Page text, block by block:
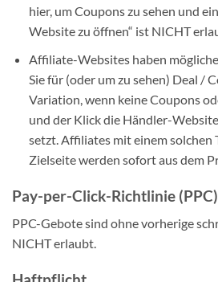
hier, um Coupons zu sehen und
Website zu öffnen“ ist NICHT
Affiliate-Websites haben
Sie für (oder um zu sehen) Deal /
Variation, wenn keine Coupons
und der Klick die Händler-
setzt. Affiliates mit einem solchen
Zielseite werden sofort aus dem
Pay-per-Click-Richtlinie (PPC)
PPC-Gebote sind ohne vorherige
NICHT erlaubt.